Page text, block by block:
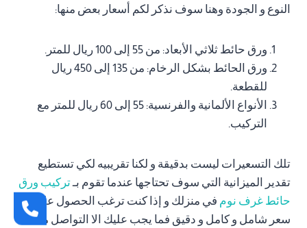
النوع و الجودة وهنا سوف نذكر لكم أسعار بعض منها:
ورق حائط ثلاثي الأبعاد: من 55 إلى 100 ريال للمتر.
ورق الحائط بشكل الرخام: من 135 إلى 450 ريال
للقطعة.
الأنواع الألمانية والفرنسية: 55 إلى 60 ريال للمتر مع
التركيب.
تلك التسعيرات ليست بدقيقة و لكنا تقريبيه لكي تستطيع
تقدير الميزانية التي سوف تحتاجها عندما تقوم بـتركيب ورق
حائط غرف نوم في منزلك و إذا كنت ترغب الحصول على
سعر شامل و كامل و دقيق فما يجب عليك الا التواصل معنا